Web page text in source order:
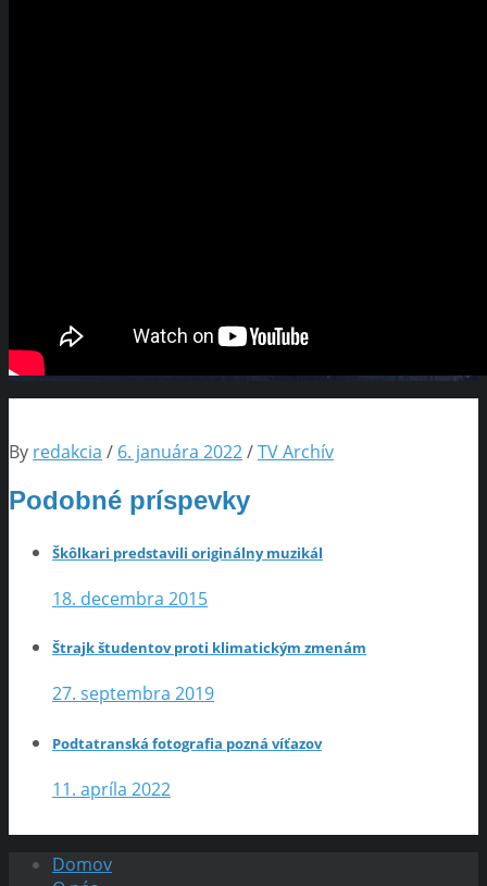
By redakcia / 6. januára 2022/TV Archív
Podobné príspevky
Škôlkari predstavili originálny muzikál
18. decembra 2015
Štrajk študentov proti klimatickým zmenám
27. septembra 2019
Podtatranská fotografia pozná víťazov
11. apríla 2022
Domov